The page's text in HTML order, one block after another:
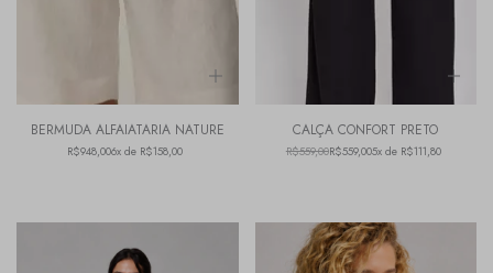
BERMUDA ALFAIATARIA NATURE
R$948,006x de R$158,00
CALÇA CONFORT PRETO
R$559,00R$559,005x de R$111,80